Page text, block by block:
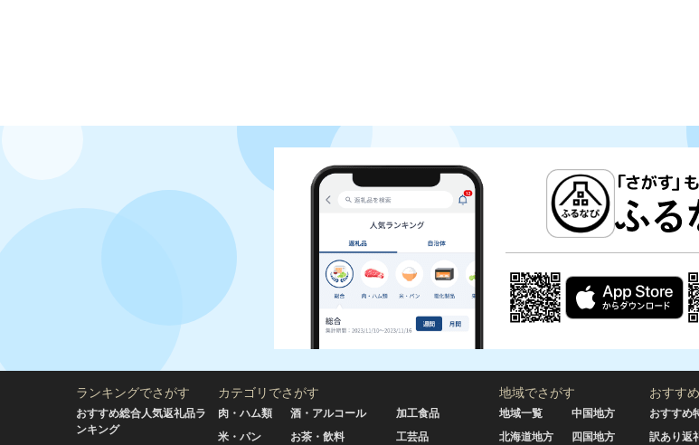
ランキングでさがす
おすすめ総合人気返礼品ラ
ンキング
カテゴリでさがす
肉・ハム類
米・パン
酒・アルコール
お茶・飲料
加工食品
工芸品
地域でさがす
地域一覧
北海道地方
中国地方
四国地方
おすす
おすすめ
訳あり返